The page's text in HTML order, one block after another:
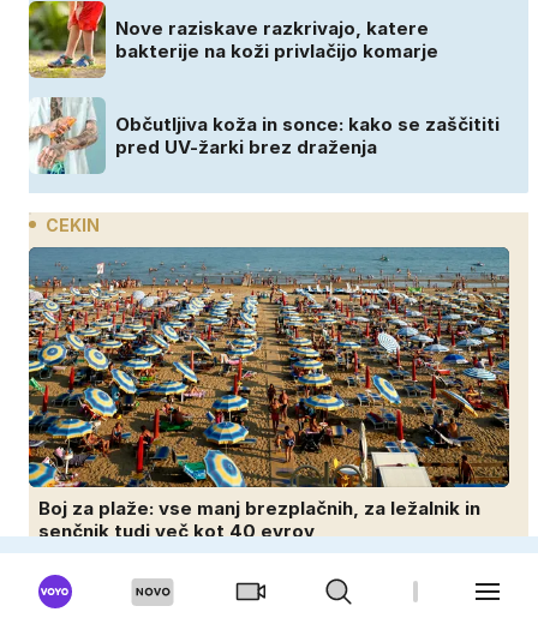
Nove raziskave razkrivajo, katere
bakterije na koži privlačijo komarje
Občutljiva koža in sonce: kako se zaščititi
pred UV-žarki brez draženja
CEKIN
Boj za plaže: vse manj brezplačnih, za ležalnik in
senčnik tudi več kot 40 evrov
družinske zbirke: raje imajo denar kot
umetnine